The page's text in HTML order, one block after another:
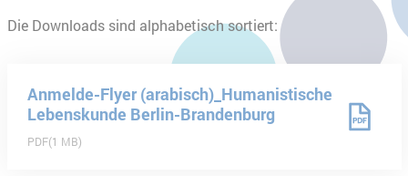
Die Downloads sind alphabetisch sortiert:
Anmelde-Flyer (arabisch)_Humanistische
Lebenskunde Berlin-Brandenburg
PDF 1 MB